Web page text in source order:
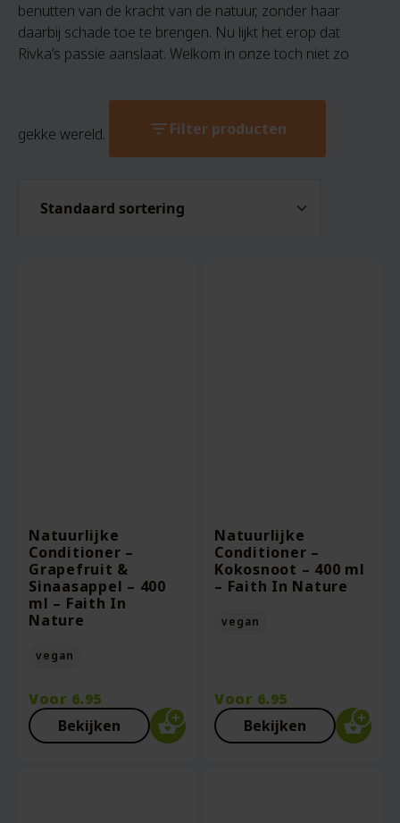
benutten van de kracht van de natuur, zonder haar
daarbij schade toe te brengen. Nu lijkt het erop dat
Rivka’s passie aanslaat. Welkom in onze toch niet zo
gekke wereld. filter_listFilter producten
Natuurlijke
Conditioner –
Grapefruit &
Sinaasappel – 400
ml – Faith In
Nature
vegan
Voor 6.95
Bekijken
Natuurlijke
Conditioner –
Kokosnoot – 400 ml
– Faith In Nature
vegan
Voor 6.95
Bekijken